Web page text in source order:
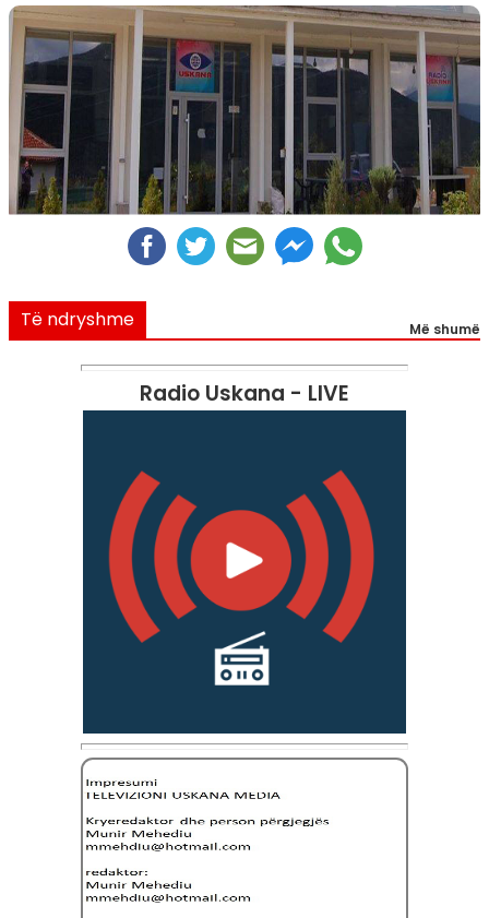
Të ndryshme Më shumë
Radio Uskana - LIVE